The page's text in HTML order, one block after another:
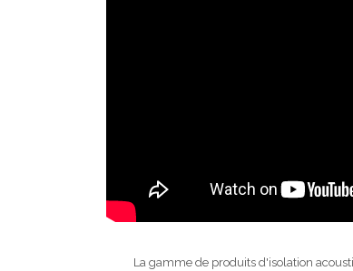
La gamme de produits d'isolation